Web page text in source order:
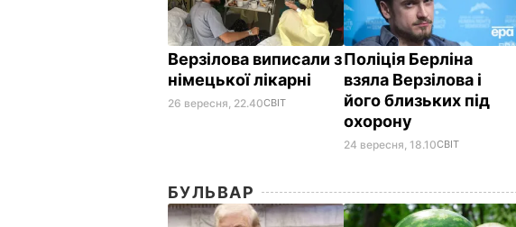
Верзілова виписали з
німецької лікарні
26 вересня, 22.40СВІТ
Поліція Берліна
взяла Верзілова і
його близьких під
охорону
24 вересня, 18.10СВІТ
БУЛЬВАР